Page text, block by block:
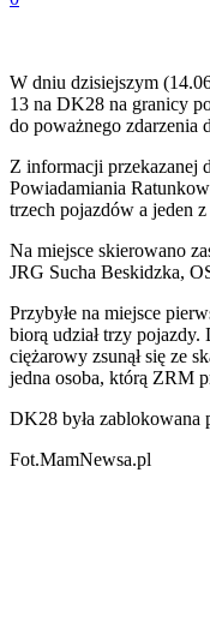
W dniu dzisiejszym
13 na DK28 na granicy
do poważnego zdarzenia
Z informacji przekazanej
Powiadamiania
trzech pojazdów a jeden
Na miejsce skierowano
JRG Sucha Beskidzka,
Przybyłe na miejsce
biorą udział trzy pojazdy.
ciężarowy zsunął się ze
jedna osoba, którą ZRM
DK28 była zablokowana
Fot.MamNewsa.pl